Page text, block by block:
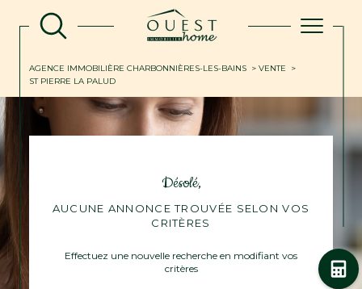
AGENCE IMMOBILIÈRE CHARBONNIÈRES-LES-BAINS
VENTE
ST PIERRE LA PALUD
Désolé,
AUCUNE ANNONCE TROUVÉE SELON VOS
CRITÈRES
Effectuez une nouvelle recherche en modifiant vos
critères